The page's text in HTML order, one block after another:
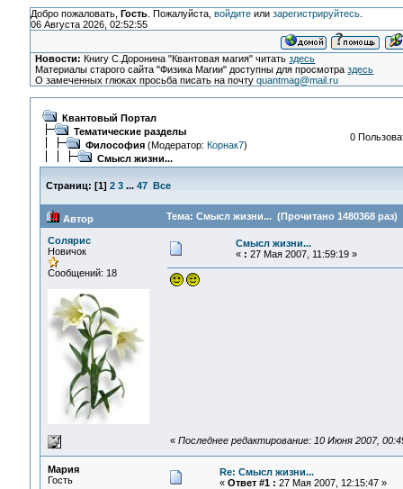
Добро пожаловать, Гость. Пожалуйста, войдитеили зарегистрируйтесь.
06 Августа 2026, 02:52:55
Новости: Книгу С.Доронина "Квантовая магия" читатьздесь
Материалы старого сайта "Физика Магии" доступны для просмотраздесь
О замеченных глюках просьба писать на почтуquantmag@mail.ru
Квантовый Портал
Тематические разделы
Философия(Модератор: Корнак7)
Смысл жизни...
0
Страниц: [1] 2 3 ... 47 Все
Автор Тема: Смысл жизни... (Прочитано 1480368 раз)
Солярис
Новичок
Сообщений: 18
Смысл жизни...
« : 27 Мая 2007, 11:59:19 »
« Последнее редактирование: 10 Июня 2007,
Мария
Гость
Re: Смысл жизни...
« Ответ #1 : 27 Мая 2007, 12:15:47 »